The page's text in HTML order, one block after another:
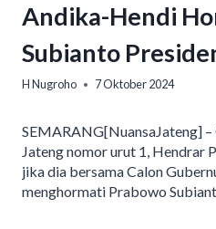
Andika-Hendi
Subianto
H Nugroho 7 Oktober 2024
SEMARANG[NuansaJateng]
Jateng nomor urut 1, Hendrar
jika dia bersama Calon
menghormati Prabowo